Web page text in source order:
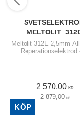
MELTOLIT
SPECIAL/
Meltolit 312E 2,5mm Allround /
Reperationselektrod
2 570,00 KR
2 879,00 KR
KÖP